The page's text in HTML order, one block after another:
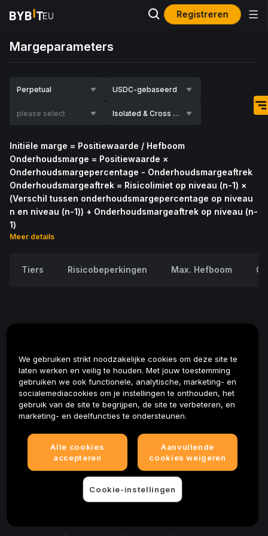
Registreren
Margeparameters
Perpetual USDC-gebaseerd
please select Isolated & Cross Margin
Initiële marge = Positiewaarde / Hefboom
Onderhoudsmarge = Positiewaarde ×
Onderhoudsmargepercentage - Onderhoudsmargeaftrek
Onderhoudsmargeaftrek = Risicolimiet op niveau (n-1) ×
(Verschil tussen onderhoudsmargepercentage op niveau
n en niveau (n-1)) + Onderhoudsmargeaftrek op niveau (n-
1)
Meer details
Tiers Risicobeperkingen Max. Hefboom
Nog
Please be aware that in the event of extreme price
undertake additional protective measures, including but
We gebruiken strikt noodzakelijke cookies om deze site te
laten werken en veilig te houden. Met jouw toestemming
gebruiken we ook functionele, analytische, marketing- en
socialemediacookies om je instellingen te onthouden, het
gebruik van de site te begrijpen, de site te verbeteren, en
marketing- en deelfuncties te ondersteunen.
Alle cookies
accepteren
Aanvullende
cookies weigeren
Cookie-instellingen